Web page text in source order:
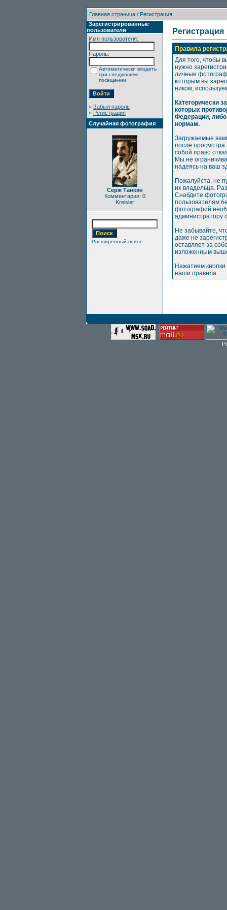
Главная страница / Регистрация
Зарегистрированные
пользователи
Имя пользователя:
Пароль:
Автоматически входить
при следующем
посещении
» Забыл пароль
» Регистрация
Случайная фотография
Серж Танкян
Комментарии: 0
Kreisler
Расширенный поиск
Регистрация
Правила
Для того, чтобы
нужно
личные
которым вы
ником,
Категорически
которых
Федерации,
нормам.
Загружаемые
после просмотра
собой право
Мы не
надеясь на ваш
Пожалуйста, не
их владельца.
Снабдите
пользователям
фотографий
администратору
Не забывайте,
даже не
оставляет за
изложенным
Нажатием
наши правила.